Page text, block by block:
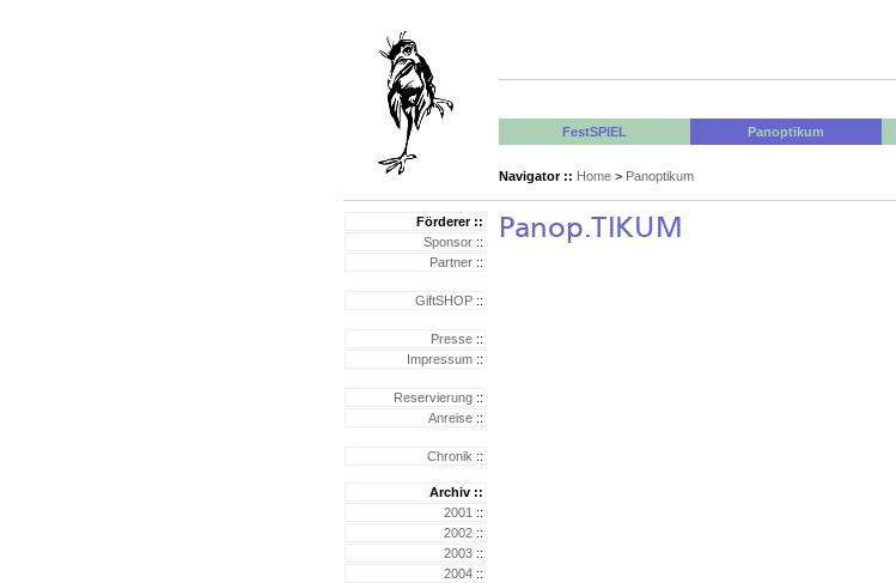
FestSPIEL Panoptikum
Navigator :: Home > Panoptikum
Förderer ::
Sponsor ::
Partner ::
GiftSHOP ::
Presse ::
Impressum ::
Reservierung ::
Anreise ::
Chronik ::
Archiv ::
2001 ::
2002 ::
2003 ::
2004 ::